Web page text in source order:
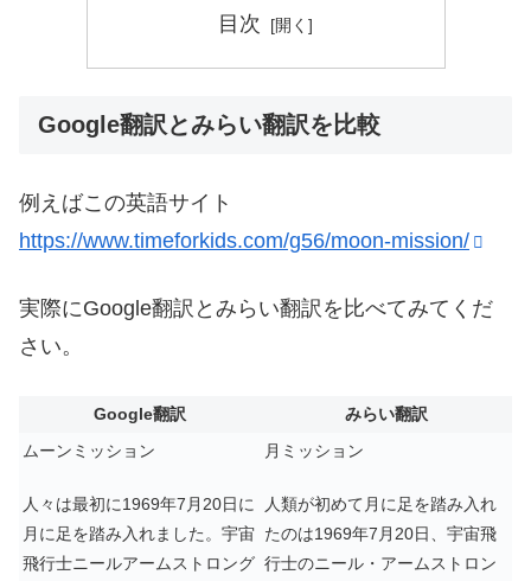
目次
Google翻訳とみらい翻訳を比較
例えばこの英語サイト
https://www.timeforkids.com/g56/moon-mission/
実際にGoogle翻訳とみらい翻訳を比べてみてくだ
さい。
Google翻訳
みらい翻訳
ムーンミッション
人々は最初に1969年7月20日に
月に足を踏み入れました。宇宙
飛行士ニールアームストロング
月ミッション
人類が初めて月に足を踏み入れ
たのは1969年7月20日、宇宙飛
行士のニール・アームストロン